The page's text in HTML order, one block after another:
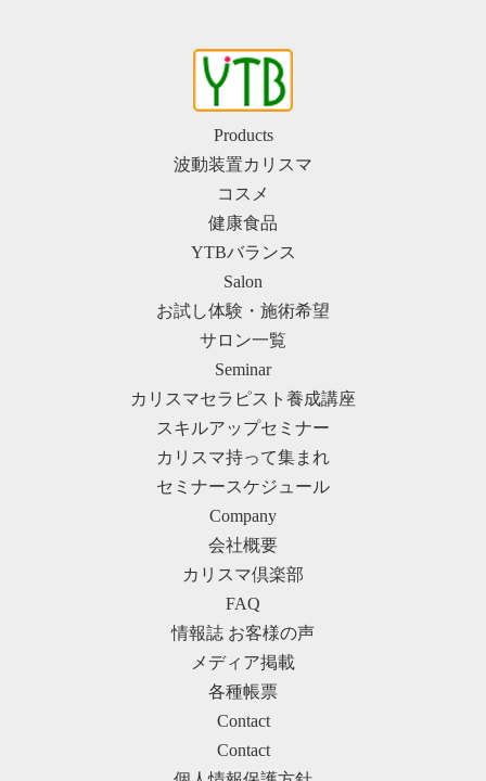
Products
波動装置カリスマ
コスメ
健康食品
YTBバランス
Salon
お試し体験・施術希望
サロン一覧
Seminar
カリスマセラピスト養成講座
スキルアップセミナー
カリスマ持って集まれ
セミナースケジュール
Company
会社概要
カリスマ倶楽部
FAQ
情報誌 お客様の声
メディア掲載
各種帳票
Contact
Contact